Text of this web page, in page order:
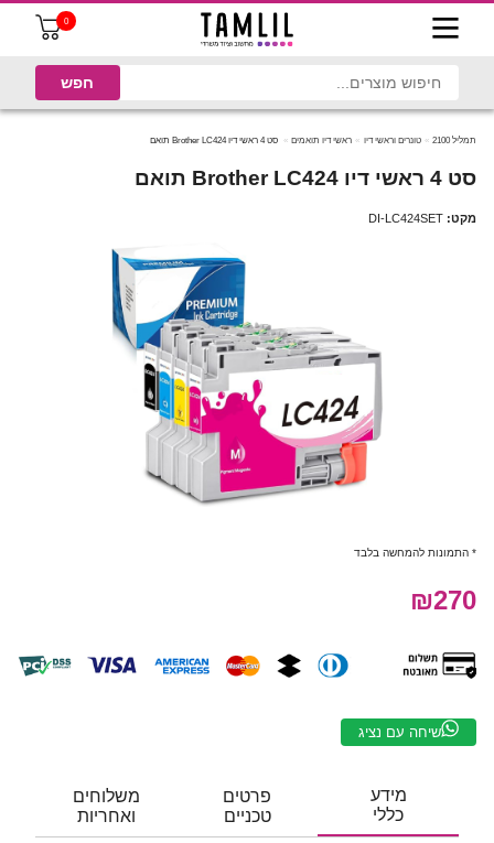
0
תמליל 2100 טונרים וראשי דיו ראשי דיו תואמים סט 4 ראשי דיו Brother LC424 תואם
סט 4 ראשי דיו Brother LC424 תואם
מקט: DI-LC424SET
* התמונות להמחשה בלבד
₪270
שיחה עם נציג
מידע
כללי
פרטים
טכניים
משלוחים
ואחריות